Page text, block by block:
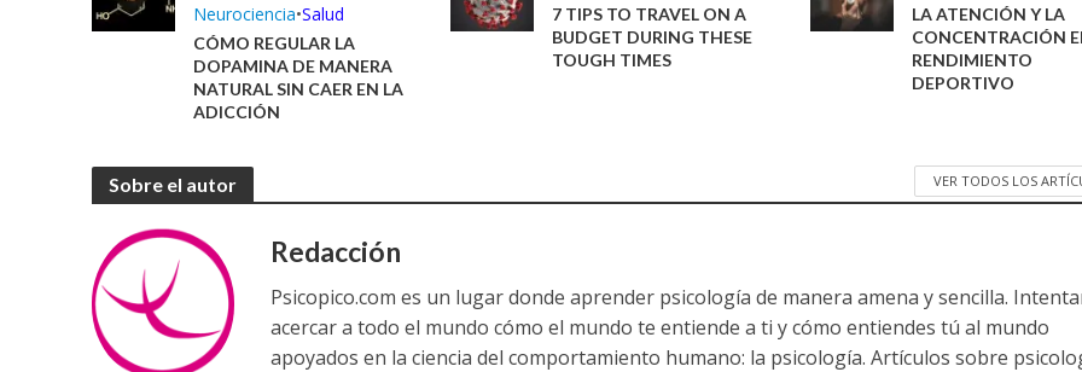
Neurociencia•Salud
CÓMO REGULAR LA
DOPAMINA DE MANERA
NATURAL SIN CAER EN LA
ADICCIÓN
7 TIPS TO TRAVEL ON A
BUDGET DURING THESE
TOUGH TIMES
LA ATENCIÓN Y LA
CONCENTRACIÓN
RENDIMIENTO
DEPORTIVO
Sobre el autor VER TODOS LOS
Redacción
Psicopico.com es un lugar donde aprender psicología de manera amena y sencilla.
acercar a todo el mundo cómo el mundo te entiende a ti y cómo entiendes tú al mundo
apoyados en la ciencia del comportamiento humano: la psicología. Artículos sobre